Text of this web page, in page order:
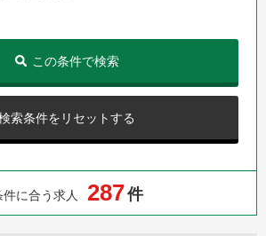
索条件をリセットする
この条件で検索
件に合う求人 287件